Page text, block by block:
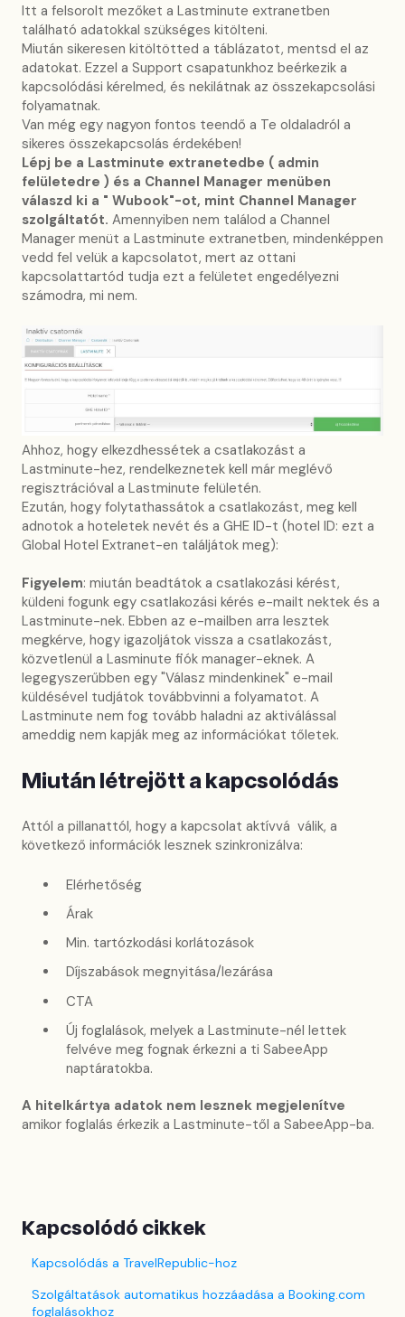
Itt a felsorolt mezőket a Lastminute extranetben
található adatokkal szükséges kitölteni.
Miután sikeresen kitöltötted a táblázatot, mentsd el az
adatokat. Ezzel a Support csapatunkhoz beérkezik a
kapcsolódási kérelmed, és nekilátnak az összekapcsolási
folyamatnak.
Van még egy nagyon fontos teendő a Te oldaladról a
sikeres összekapcsolás érdekében!
Lépj be a Lastminute extranetedbe ( admin
felületedre ) és a Channel Manager menüben
válaszd ki a " Wubook"-ot, mint Channel Manager
szolgáltatót. Amennyiben nem találod a Channel
Manager menüt a Lastminute extranetben, mindenképpen
vedd fel velük a kapcsolatot, mert az ottani
kapcsolattartód tudja ezt a felületet engedélyezni
számodra, mi nem.
Ahhoz, hogy elkezdhessétek a csatlakozást a
Lastminute-hez, rendelkeznetek kell már meglévő
regisztrációval a Lastminute felületén.
Ezután, hogy folytathassátok a csatlakozást, meg kell
adnotok a hoteletek nevét és a GHE ID-t (hotel ID: ezt a
Global Hotel Extranet-en találjátok meg):
Figyelem: miután beadtátok a csatlakozási kérést,
küldeni fogunk egy csatlakozási kérés e-mailt nektek és a
Lastminute-nek. Ebben az e-mailben arra lesztek
megkérve, hogy igazoljátok vissza a csatlakozást,
közvetlenül a Lasminute fiók manager-eknek. A
legegyszerűbben egy "Válasz mindenkinek" e-mail
küldésével tudjátok továbbvinni a folyamatot. A
Lastminute nem fog tovább haladni az aktiválással
ameddig nem kapják meg az információkat tőletek.
Miután létrejött a kapcsolódás
Attól a pillanattól, hogy a kapcsolat aktívvá válik, a
következő információk lesznek szinkronizálva:
Elérhetőség
Árak
Min. tartózkodási korlátozások
Díjszabások megnyitása/lezárása
CTA
Új foglalások, melyek a Lastminute-nél lettek
felvéve meg fognak érkezni a ti SabeeApp
naptáratokba.
A hitelkártya adatok nem lesznek megjelenítve
amikor foglalás érkezik a Lastminute-től a SabeeApp-ba.
Kapcsolódó cikkek
Kapcsolódás a TravelRepublic-hoz
Szolgáltatások automatikus hozzáadása a Booking.com
foglalásokhoz